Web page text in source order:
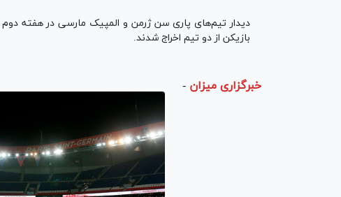
دیدار تیم‌های پاری سن ژرمن و المپیک مارسی در هفته
بازیکن از دو تیم اخراج شدند.
خبرگزاری میزان -